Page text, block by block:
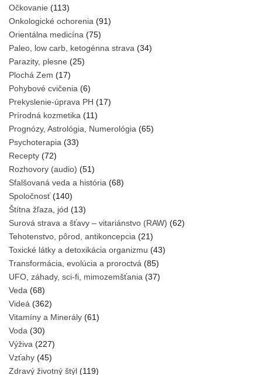
Očkovanie (113)
Onkologické ochorenia (91)
Orientálna medicína (75)
Paleo, low carb, ketogénna strava (34)
Parazity, plesne (25)
Plochá Zem (17)
Pohybové cvičenia (6)
Prekyslenie-úprava PH (17)
Prírodná kozmetika (11)
Prognózy, Astrológia, Numerológia (65)
Psychoterapia (33)
Recepty (72)
Rozhovory (audio) (51)
Sfalšovaná veda a história (68)
Spoločnosť(140)
Štítna žľaza, jód (13)
Surová strava a šťavy – vitariánstvo (RAW) (62)
Tehotenstvo, pôrod, antikoncepcia (21)
Toxické látky a detoxikácia organizmu (43)
Transformácia, evolúcia a proroctvá (85)
UFO, záhady, sci-fi, mimozemšťania (37)
Veda (68)
Videá (362)
Vitamíny a Minerály (61)
Voda (30)
Výživa (227)
Vzťahy (45)
Zdravý životný štýl (119)